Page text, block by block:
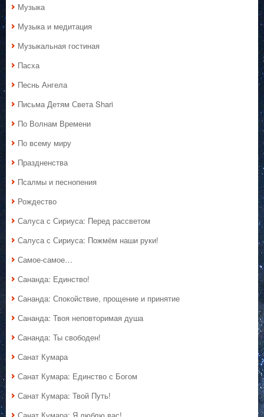
Музыка
Музыка и медитация
Музыкальная гостиная
Пасха
Песнь Ангела
Письма Детям Света Shari
По Волнам Времени
По всему миру
Праздненства
Псалмы и песнопения
Рождество
Салуса с Сириуса: Перед рассветом
Салуса с Сириуса: Пожмём наши руки!
Самое-самое…
Сананда: Единство!
Сананда: Спокойствие, прощение и принятие
Сананда: Твоя неповторимая душа
Сананда: Ты свободен!
Санат Кумара
Санат Кумара: Единство с Богом
Санат Кумара: Твой Путь!